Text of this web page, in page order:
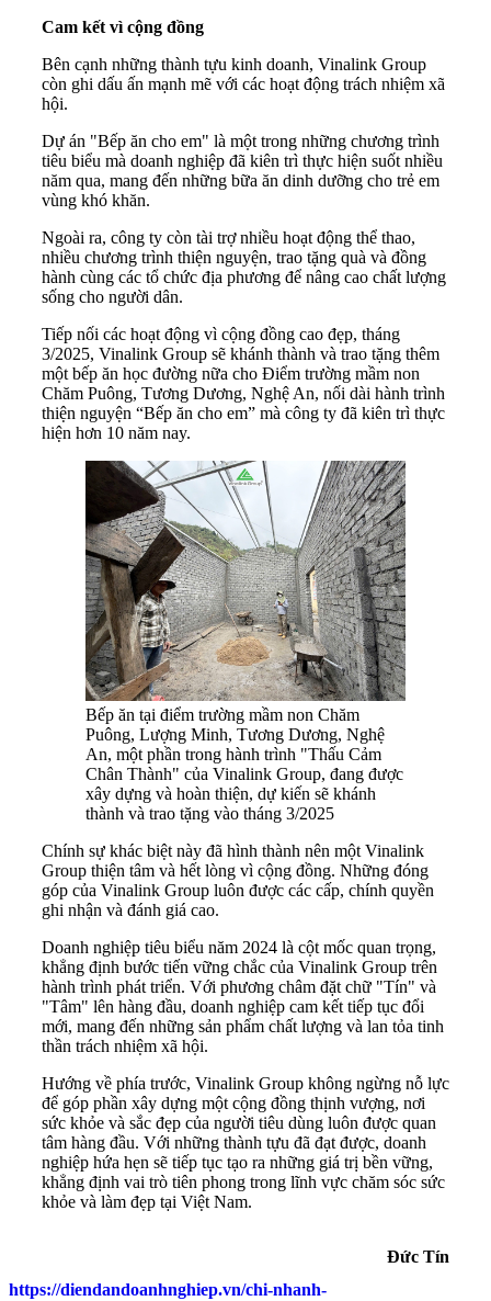
Cam kết vì cộng đồng
Bên cạnh những thành tựu kinh doanh, Vinalink Group
còn ghi dấu ấn mạnh mẽ với các hoạt động trách nhiệm xã
hội.
Dự án "Bếp ăn cho em" là một trong những chương trình
tiêu biểu mà doanh nghiệp đã kiên trì thực hiện suốt nhiều
năm qua, mang đến những bữa ăn dinh dưỡng cho trẻ em
vùng khó khăn.
Ngoài ra, công ty còn tài trợ nhiều hoạt động thể thao,
nhiều chương trình thiện nguyện, trao tặng quà và đồng
hành cùng các tổ chức địa phương để nâng cao chất lượng
sống cho người dân.
Tiếp nối các hoạt động vì cộng đồng cao đẹp, tháng
3/2025, Vinalink Group sẽ khánh thành và trao tặng thêm
một bếp ăn học đường nữa cho Điểm trường mầm non
Chăm Puông, Tương Dương, Nghệ An, nối dài hành trình
thiện nguyện “Bếp ăn cho em” mà công ty đã kiên trì thực
hiện hơn 10 năm nay.
Bếp ăn tại điểm trường mầm non Chăm
Puông, Lượng Minh, Tương Dương, Nghệ
An, một phần trong hành trình "Thấu Cảm
Chân Thành" của Vinalink Group, đang được
xây dựng và hoàn thiện, dự kiến sẽ khánh
thành và trao tặng vào tháng 3/2025
Chính sự khác biệt này đã hình thành nên một Vinalink
Group thiện tâm và hết lòng vì cộng đồng. Những đóng
góp của Vinalink Group luôn được các cấp, chính quyền
ghi nhận và đánh giá cao.
Doanh nghiệp tiêu biểu năm 2024 là cột mốc quan trọng,
khẳng định bước tiến vững chắc của Vinalink Group trên
hành trình phát triển. Với phương châm đặt chữ "Tín" và
"Tâm" lên hàng đầu, doanh nghiệp cam kết tiếp tục đổi
mới, mang đến những sản phẩm chất lượng và lan tỏa tinh
thần trách nhiệm xã hội.
Hướng về phía trước, Vinalink Group không ngừng nỗ lực
để góp phần xây dựng một cộng đồng thịnh vượng, nơi
sức khỏe và sắc đẹp của người tiêu dùng luôn được quan
tâm hàng đầu. Với những thành tựu đã đạt được, doanh
nghiệp hứa hẹn sẽ tiếp tục tạo ra những giá trị bền vững,
khẳng định vai trò tiên phong trong lĩnh vực chăm sóc sức
khỏe và làm đẹp tại Việt Nam.
Đức Tín
https://diendandoanhnghiep.vn/chi-nhanh-